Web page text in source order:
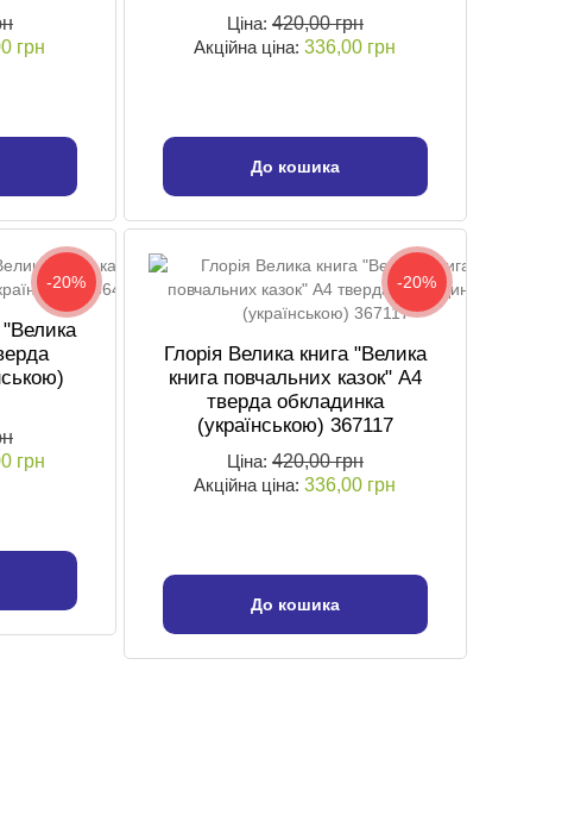
грн
Ціна: 420,00 грн
Акційна ціна:336,00 грн
До кошика
-20%
"Велика
грн
-20%
Глорія Велика книга "Велика
книга повчальних казок" А4
тверда обкладинка
(українською) 367117
Ціна: 420,00 грн
Акційна ціна:336,00 грн
До кошика